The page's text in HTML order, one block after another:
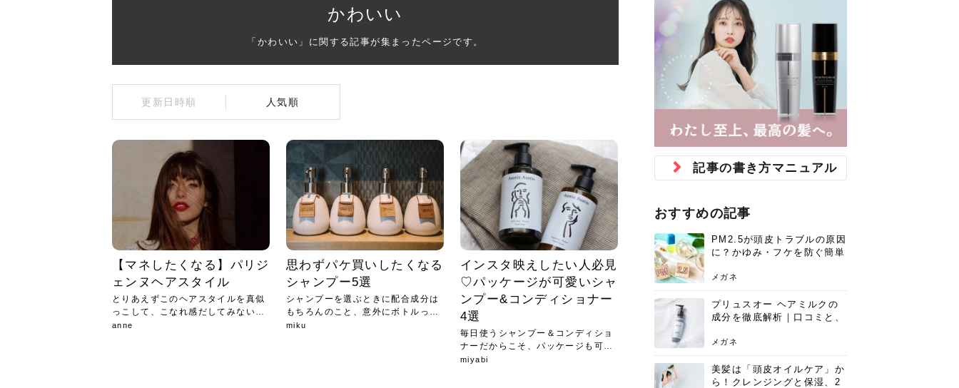
トリートメントの付け方で
仕上がりが変わる｜効かな
トリートメントの付け方で仕上がりは
大きく変わります。今回は、毛先中心
の塗り...
メガネ
新生活シーズン、朝の身支度を少しで
も短くしたい人は多いはず。じつは寝
癖は、...
かえで
花粉で髪がパサパサするの
はなぜ？原因と落とし方・
防ぎ方を紹介
広がる、手触りが悪いと感じた経験は
もっと見る
髪のくすみが気になる人
へ！2026春トレンドの明る
2026春のトレンドカラーは明るめのく
すみカラーです。ただし、髪がすでに
く...
さくら
職場で浮かない落ち着いたトーンにし
たいけれど、どこか垢抜けた印象にし
たいと...
さくら
肌に合う髪色、どう見つけ
る？「イエベ」「ブルベ」
診断と...
らったのに、家に帰って鏡を見たら、
もっと見る
2026年のショートウルフ最
新トレンドとは？ナチュラ
2026年のショートウルフは、ナチュラ
ルでエアリーな仕上がりが今っぽい正
解...
かえで
2026年はレイヤーカットを使った髪型
のトレンドと重なり、ルーズウェーブ
ヘ...
かえで
40代のパーマがダレる原因
とは？自宅でできる復活術
と長...
ールがダレてしまったと感じている方
もっと見る
美容室に行くのが恥ずかし
い？髪質の変化に気づいた
しばらく美容室に行けていないし、そ
ろそろ髪型を変えて気分転換したいと
思って...
メガネ
美容室を倒産する数が増えているとい
うニュースがありました。もともと美
容室の...
かえで
前髪を薄くするための美容
院の頼み方とは？失敗しな
いため...
だと思っている人は、前髪を早く変え
もっと見る
ヘッドスパの落とし穴！知
らないと損する真実
血行を促進し、リラックス効果や美髪
さろめ
毎日のちょっとした習慣で小顔は作れ
る！頭のこりをほぐしてフェイスライ
ンのリ...
chicca
ヘッドスパで頭皮をケアし
よう！ヘッドスパの効果と
おすすめの人
アもせずに放っておくとダメージが蓄
もっと見る
髪を育てるには？毎日の洗
い方と生活習慣を見直す基
髪をきれいに育てるには高価なアイテ
ムを増やす前に、洗い方や乾かし方、
頭皮の...
さくら
目元の印象を左右するのは目そのもの
ではなく、頭皮の状態かもしれませ
ん。以下...
メガネ
ストレスで髪の毛はどう変
わる？抜け毛・パサつきの
原因と...
や、抜け毛が増えたと悩んでいる方
は、スト...
もっと見る
発酵エキスシャンプーって
何がいいの？無印良品など
スキンケアで人気の発酵成分が、シャ
ンプーにも広がっています。無印良品
などの...
さくら
ヘアアイロンを使うのが苦手、火傷が
怖いと感じている方はいないでしょう
か？そ...
さくら
40代の髪を悩みに最適！韓
国発「ダリーフ」でヘアセ
ット...
思っていないでしょうか？ダリーフの
もっと見る
ミニマリストのメイク術｜
少ないアイテムで「自分ら
「たくさんのコスメを持っているの
に、実際に使っているのはいつも同じ
ものばか...
あおい
メイクをしている時間も、スキンケア
の時間に変えるという発想から生まれ
たのが...
あかり
「おしゃれ」と「身だしな
み」は違う。相手に信頼感
を与え...
識するのが「身だしなみ」です。特に
もっと見る
針で小顔を目指す！美容鍼
の効果と後悔しない選び方
フェイスラインをすっきりさせたいと
いうお悩みを抱えている方はいないで
しょう...
あかり
サロンのメニューを見ていると、「リ
ンパマッサージ」の他に「経絡マッサ
ージ」...
あかり
エステの勧誘が怖い人へ。
断ることは悪くない。自分
を守る...
験エステに行ってみたいけど、『押し
もっと見る
化粧ノリが変わる「顔脱
毛」。4つのメリットと、始
顔の産毛をカミソリで剃って、毛抜き
で抜くなど、日々の自己処理を手間に
感じて...
あおい
「ムダ毛が気になる」とお子さんが悩
んでいる姿を見て、エステ脱毛を検討
し始め...
あおい
「今さら」なんて言わせな
い。40代のVIO・顔脱毛、
賢...
とが気になり始めたけど、「今から脱
もっと見る
2026年運気アップネイルガ
イドを公開！幸運を呼ぶ色
最近、なんとなく運気が停滞している
気がすると悩んでいないでしょうか？
じつは...
あおい
SNSや雑誌で見かけた素敵なネイルデ
ザインを、いざ自分の爪に試してみた
ら、...
さな
オフィスネイルでも「キラ
キラ」はOK？派手に見えな
い上...
を見て、気分が上がるという心ときめ
もっと見る
と種類の見分け方＆自宅で
できる...
ふと鏡を見て、急に小じわが増えたと
落ち込んでいないでしょうか？じつは
その原...
あおい
良い？その違いは？PDRN
や...
ルルルン ハイドラシリーズを使いたい
けれど、種類が多くてどれを選べばい
いか...
さな
ジュベルック スキンの効果
変化...
ニキビ跡の凸凹をどうにかしたいと、
ゆい
もっと見る
果。オールハンドエステの
魅力と、...
痩身エステと一言で言っても、最新の
機器を使ったものから、昔ながらの手
技によ...
あかり
しませんか？失敗する人の
共通点...
医師の管理のもと、科学的根拠に基づ
いて行う「医療ダイエット」は、自己
流のダ...
さな
本気の痩身と体質改善に。
「イン...
自己流のダイエットではなかなか落ち
さな
もっと見る
かわいい
「かわいい」に関する記事が集まったページです。
更新日時順 人気順
【マネしたくなる】パリジ
ェンヌヘアスタイル
とりあえずこのヘアスタイルを真似
っこして、こなれ感だしてみない？
❤︎
anne
思わずパケ買いしたくなる
シャンプー5選
シャンプーを選ぶときに配合成分は
もちろんのこと、意外にボトルって
重要...
miku
インスタ映えしたい人必見
♡パッケージが可愛いシャ
ンプー&コンディショナー
4選
毎日使うシャンプー＆コンディショ
ナーだからこそ、パッケージも可愛
いも...
miyabi
記事の書き方マニュアル
おすすめの記事
PM2.5が頭皮トラブルの原因
に？かゆみ・フケを防ぐ簡単
メガネ
プリュスオー ヘアミルクの
成分を徹底解析｜口コミと、
説
メガネ
美髪は「頭皮オイルケア」か
ら！クレンジングと保湿、2